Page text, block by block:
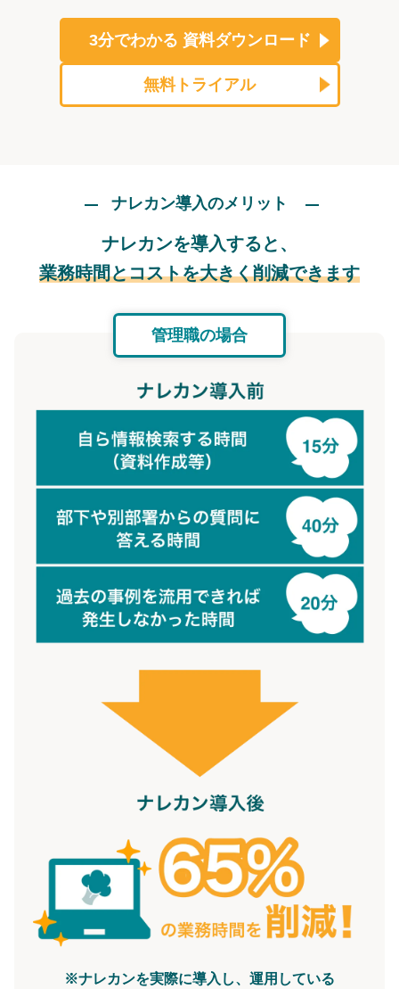
3分でわかる 資料ダウンロード
無料トライアル
ナレカン導入のメリット
ナレカンを導入すると、
業務時間とコストを大きく削減できます
管理職の場合
※ナレカンを実際に導入し、運用している